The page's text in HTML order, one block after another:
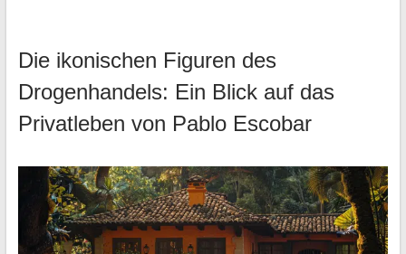
Die ikonischen Figuren des
Drogenhandels: Ein Blick auf das
Privatleben von Pablo Escobar